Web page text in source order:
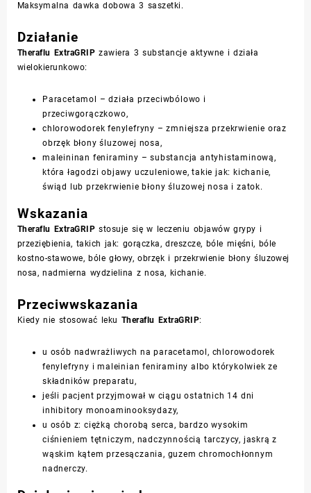
Maksymalna dawka dobowa 3 saszetki.
Działanie
Theraflu ExtraGRIPzawiera 3 substancje aktywne i działa
wielokierunkowo:
Paracetamol – działa przeciwbólowo i
przeciwgorączkowo,
chlorowodorek fenylefryny – zmniejsza przekrwienie oraz
obrzęk błony śluzowej nosa,
maleininan feniraminy – substancja antyhistaminową,
która łagodzi objawy uczuleniowe, takie jak: kichanie,
świąd lub przekrwienie błony śluzowej nosa i zatok.
Wskazania
Theraflu ExtraGRIPstosuje się w leczeniu objawów grypy i
przeziębienia, takich jak: gorączka, dreszcze, bóle mięśni, bóle
kostno-stawowe, bóle głowy, obrzęk i przekrwienie błony śluzowej
nosa, nadmierna wydzielina z nosa, kichanie.
Przeciwwskazania
Kiedy nie stosować leku Theraflu ExtraGRIP:
u osób nadwrażliwych na paracetamol, chlorowodorek
fenylefryny i maleinian feniraminy albo którykolwiek ze
składników preparatu,
jeśli pacjent przyjmował w ciągu ostatnich 14 dni
inhibitory monoaminooksydazy,
u osób z: ciężką chorobą serca, bardzo wysokim
ciśnieniem tętniczym, nadczynnością tarczycy, jaskrą z
wąskim kątem przesączania, guzem chromochłonnym
nadnerczy.